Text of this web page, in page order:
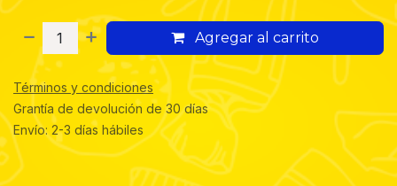
Agregar al carrito
Términos y condiciones
Grantía de devolución de 30 días
Envío: 2-3 días hábiles